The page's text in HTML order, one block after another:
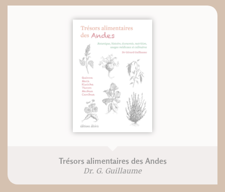
Trésors alimentaires des Andes
Dr. G. Guillaume